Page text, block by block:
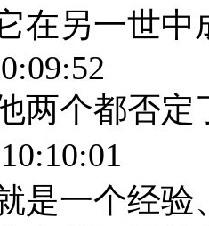
在另一世中
两个都否定
是一个经